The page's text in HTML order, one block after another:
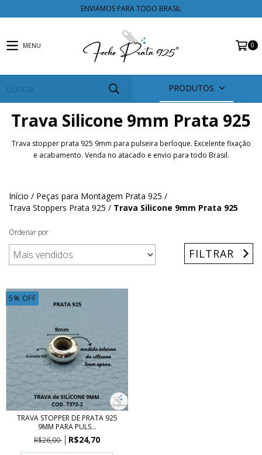
ENVIAMOS PARA TODO BRASIL
MENU 0
PRODUTOS
Trava Silicone 9mm Prata 925
Trava stopper prata 925 9mm para pulseira berloque. Excelente fixação
e acabamento. Venda no atacado e envio para todo Brasil.
Início / Peças para Montagem Prata 925 /
Trava Stoppers Prata 925 / Trava Silicone 9mm Prata 925
Ordenar por
FILTRAR
5% OFF
TRAVA STOPPER DE PRATA 925
9MM PARA PULS...
R$26,00
R$24,70